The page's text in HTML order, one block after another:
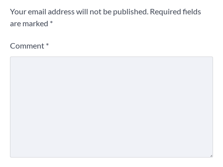
Your email address will not be published. Required fields
are marked *
Comment *